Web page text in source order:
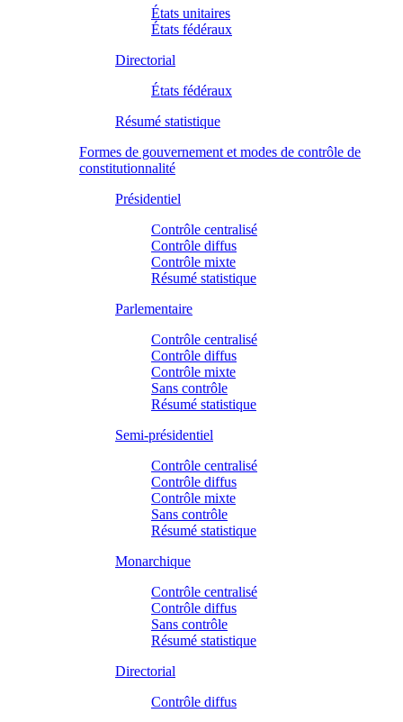
États unitaires
États fédéraux
Directorial
États fédéraux
Résumé statistique
Formes de gouvernement et modes de contrôle de
constitutionnalité
Présidentiel
Contrôle centralisé
Contrôle diffus
Contrôle mixte
Résumé statistique
Parlementaire
Contrôle centralisé
Contrôle diffus
Contrôle mixte
Sans contrôle
Résumé statistique
Semi-présidentiel
Contrôle centralisé
Contrôle diffus
Contrôle mixte
Sans contrôle
Résumé statistique
Monarchique
Contrôle centralisé
Contrôle diffus
Sans contrôle
Résumé statistique
Directorial
Contrôle diffus